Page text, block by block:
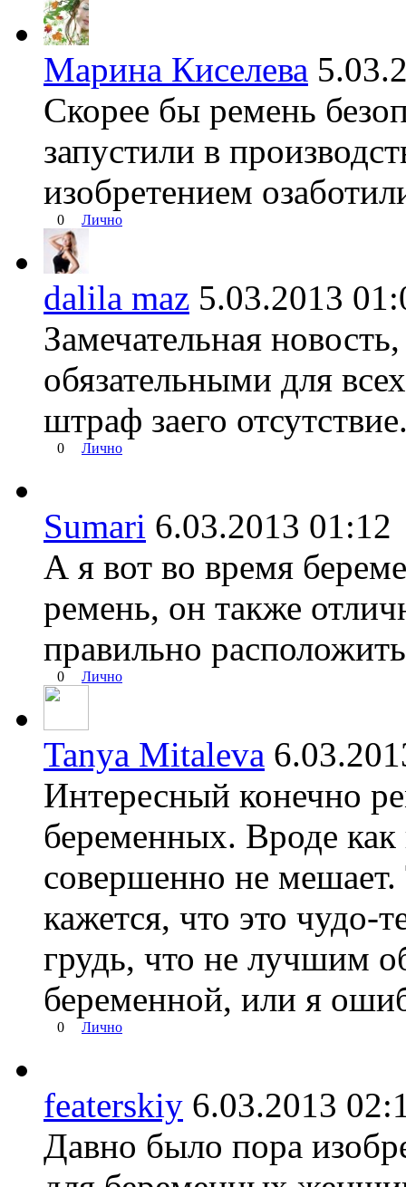
Марина Киселева
Скорее бы ремень
запустили в
изобретением
0 Лично
dalila maz 5.03.2013
Замечательная
обязательными для
штраф заего
0 Лично
Sumari 6.03.2013
А я вот во время
ремень, он также
правильно
0 Лично
Tanya Mitaleva
Интересный конечно
беременных. Вроде
совершенно не
кажется, что это чудо-
грудь, что не лучшим
беременной, или я
0 Лично
featerskiy 6.03.2013
Давно было пора